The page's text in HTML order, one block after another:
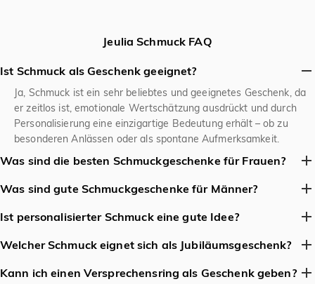
Jeulia Schmuck FAQ
Ist Schmuck als Geschenk geeignet?
Ja, Schmuck ist ein sehr beliebtes und geeignetes Geschenk, da
er zeitlos ist, emotionale Wertschätzung ausdrückt und durch
Personalisierung eine einzigartige Bedeutung erhält – ob zu
besonderen Anlässen oder als spontane Aufmerksamkeit.
Was sind die besten Schmuckgeschenke für Frauen?
Klassiker sind Ohrringe, zarte Halsketten, Armreifen oder
personalisierte Stücke wie Namensketten oder Ringe mit
Geburtssteinen.
Was sind gute Schmuckgeschenke für Männer?
Schlichte Armbänder (Leder, Metall), Siegelringe, Halsketten mit
minimalistischen Anhängern oder robuste Uhren sind beliebt.
Ist personalisierter Schmuck eine gute Idee?
Ja, personalisierter Schmuck ist eine ausgezeichnete Idee, da er
ein einzigartiges und emotional bedeutsames Geschenk schafft –
ob durch Gravuren, Geburtssteine oder individuelle Designs. Es
Welcher Schmuck eignet sich als Jubiläumsgeschenk?
Zu einem Jubiläum eignen sich Schmuckstücke, die dem
Kann ich einen Versprechensring als Geschenk geben?